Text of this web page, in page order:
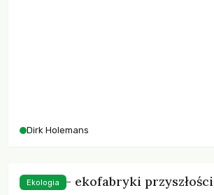
Dirk Holemans
Miasta – ekofabryki przyszłości
Ekologia